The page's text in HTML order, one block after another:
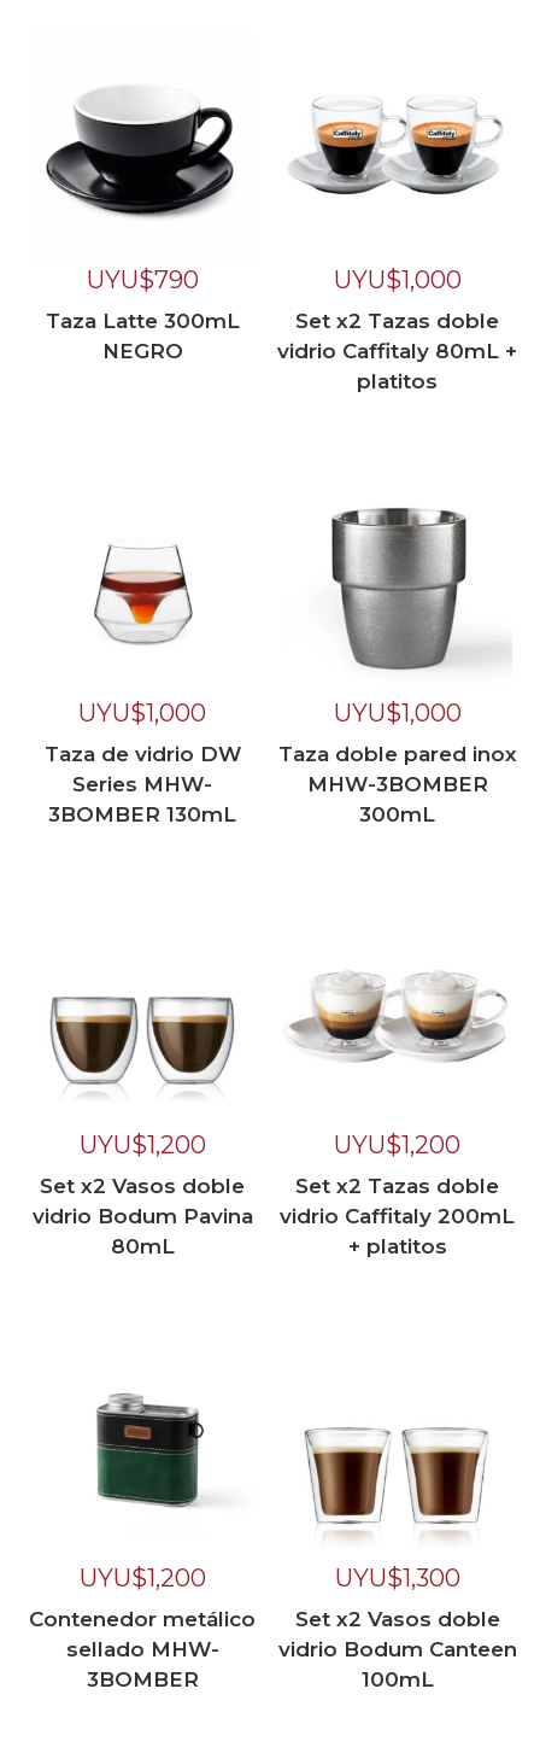
UYU$790
Taza Latte 300mL
NEGRO
UYU$1,000
Set x2 Tazas doble
vidrio Caffitaly 80mL +
platitos
UYU$1,000
Taza de vidrio DW
Series MHW-
3BOMBER 130mL
UYU$1,000
Taza doble pared inox
MHW-3BOMBER
300mL
UYU$1,200
Set x2 Vasos doble
vidrio Bodum Pavina
80mL
UYU$1,200
Set x2 Tazas doble
vidrio Caffitaly 200mL
+ platitos
UYU$1,200
Contenedor metálico
sellado MHW-
3BOMBER
UYU$1,300
Set x2 Vasos doble
vidrio Bodum Canteen
100mL